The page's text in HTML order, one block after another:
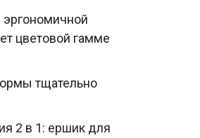
цветовой гамме
тщательно
2 в 1: ершик для